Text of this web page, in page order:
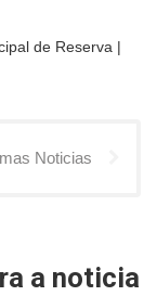
de Reserva |
Noticias
a noticia